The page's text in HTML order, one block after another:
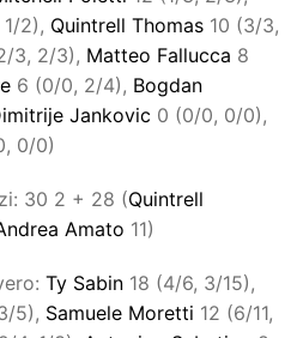
1/2), Quintrell Thomas 10 (3/3,
3, 2/3), Matteo Fallucca 8
6 (0/0, 2/4), Bogdan
Jankovic 0 (0/0, 0/0),
0/0)
30 2 + 28 (Quintrell
Amato 11)
Ty Sabin 18 (4/6, 3/15),
5), Samuele Moretti 12 (6/11,